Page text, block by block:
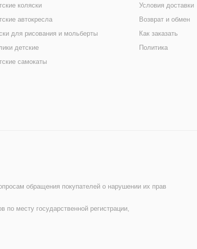
коляски
автокресла
для рисования и мольберты
детские
самокаты
Условия доставки
Возврат и обмен
Как заказать
Политика
обращения покупателей о нарушении их прав
месту государственной регистрации,